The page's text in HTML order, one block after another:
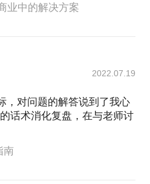
业中的解决方案
2022.07.19
，对问题的解答说到了我心
话术消化复盘，在与老师讨
南